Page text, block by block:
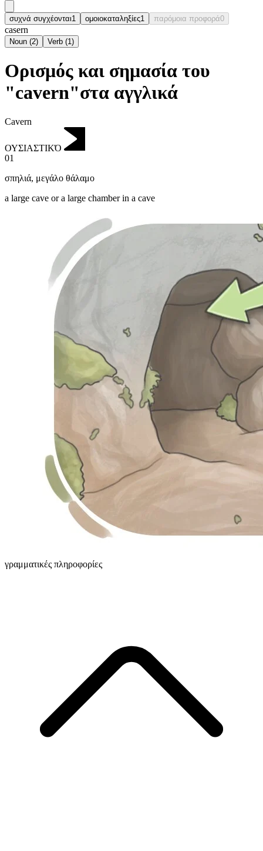
συχνά συγχέονται1 ομοιοκαταληξίες1 παρόμοια προφορά0
casern
Noun (2) Verb (1)
Ορισμός και σημασία του
"cavern"στα αγγλικά
Cavern
ΟΥΣΙΑΣΤΙΚΌ
01
σπηλιά, μεγάλο θάλαμο
a large cave or a large chamber in a cave
γραμματικές πληροφορίες